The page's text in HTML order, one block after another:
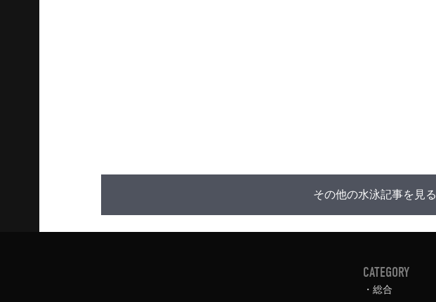
その他の水泳記事を見る
CATEGORY
総合